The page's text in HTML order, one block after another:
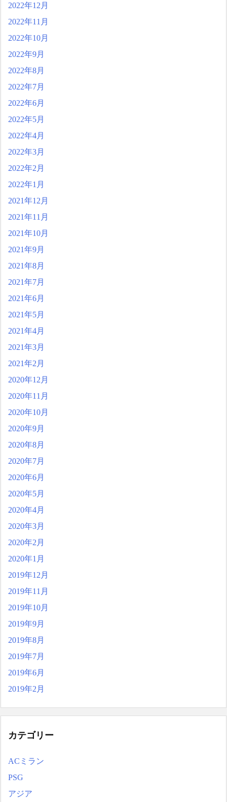
2022年12月
2022年11月
2022年10月
2022年9月
2022年8月
2022年7月
2022年6月
2022年5月
2022年4月
2022年3月
2022年2月
2022年1月
2021年12月
2021年11月
2021年10月
2021年9月
2021年8月
2021年7月
2021年6月
2021年5月
2021年4月
2021年3月
2021年2月
2020年12月
2020年11月
2020年10月
2020年9月
2020年8月
2020年7月
2020年6月
2020年5月
2020年4月
2020年3月
2020年2月
2020年1月
2019年12月
2019年11月
2019年10月
2019年9月
2019年8月
2019年7月
2019年6月
2019年2月
カテゴリー
ACミラン
PSG
アジア